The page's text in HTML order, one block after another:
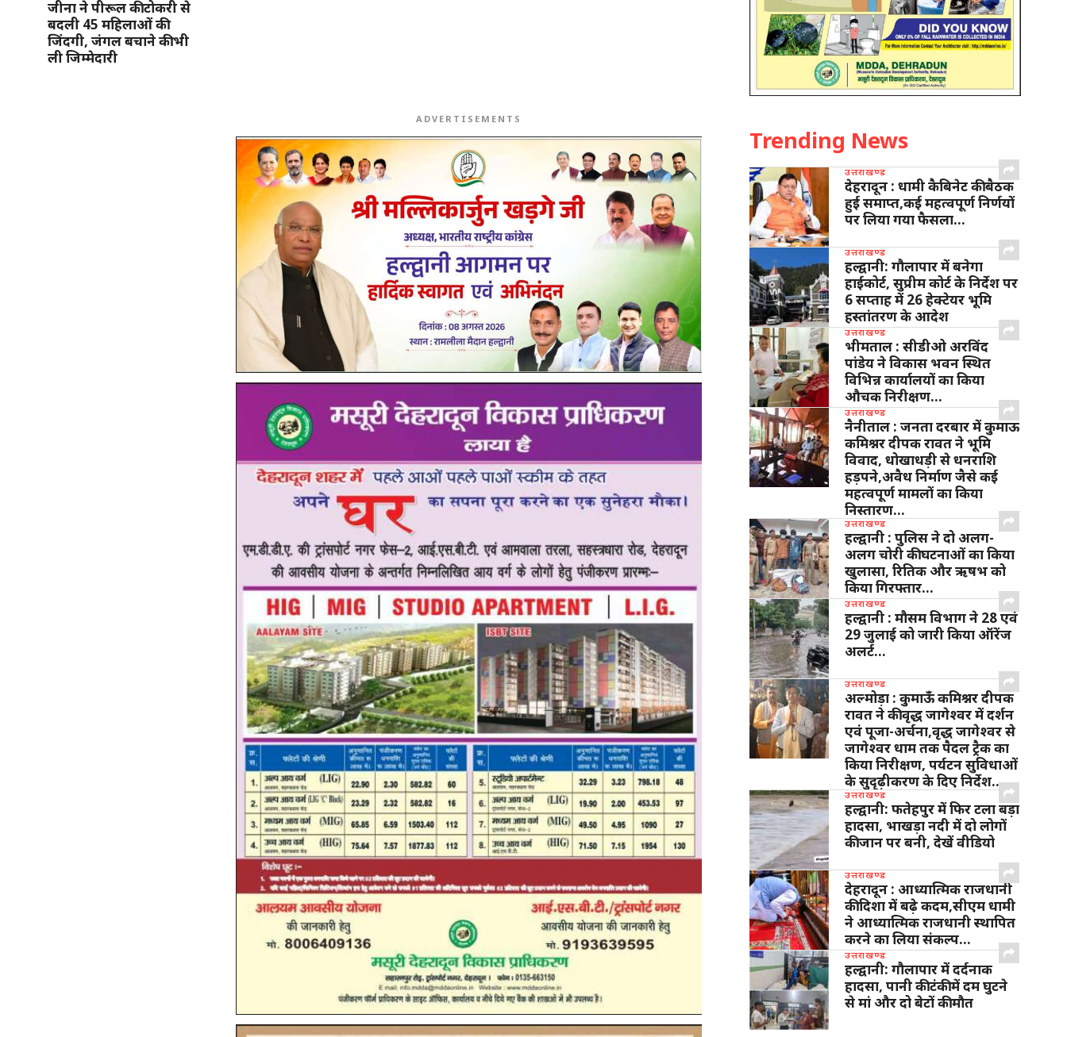
जीना ने पीरूल की टोकरी से
बदली 45 महिलाओं की
जिंदगी, जंगल बचाने की भी
ली जिम्मेदारी
ADVERTISEMENTS
Trending News
उत्तराखण्ड
देहरादून : धामी कैबिनेट की बैठक
हुई समाप्त,कई महत्वपूर्ण निर्णयों
पर लिया गया फैसला…
उत्तराखण्ड
हल्द्वानी: गौलापार में बनेगा
हाईकोर्ट, सुप्रीम कोर्ट के निर्देश पर
6 सप्ताह में 26 हेक्टेयर भूमि
हस्तांतरण के आदेश
उत्तराखण्ड
भीमताल : सीडीओ अरविंद
पांडेय ने विकास भवन स्थित
विभिन्न कार्यालयों का किया
औचक निरीक्षण…
उत्तराखण्ड
नैनीताल : जनता दरबार में कुमाऊ
कमिश्नर दीपक रावत ने भूमि
विवाद, धोखाधड़ी से धनराशि
हड़पने,अवैध निर्माण जैसे कई
महत्वपूर्ण मामलों का किया
निस्तारण…
उत्तराखण्ड
हल्द्वानी : पुलिस ने दो अलग-
अलग चोरी की घटनाओं का किया
खुलासा, रितिक और ऋषभ को
किया गिरफ्तार…
उत्तराखण्ड
हल्द्वानी : मौसम विभाग ने 28 एवं
29 जुलाई को जारी किया ऑरेंज
अलर्ट…
उत्तराखण्ड
अल्मोड़ा : कुमाऊँ कमिश्नर दीपक
रावत ने की वृद्ध जागेश्वर में दर्शन
एवं पूजा-अर्चना,वृद्ध जागेश्वर से
जागेश्वर धाम तक पैदल ट्रैक का
किया निरीक्षण, पर्यटन सुविधाओं
के सुदृढ़ीकरण के दिए निर्देश…
उत्तराखण्ड
हल्द्वानी: फतेहपुर में फिर टला बड़ा
हादसा, भाखड़ा नदी में दो लोगों
की जान पर बनी, देखें वीडियो
उत्तराखण्ड
देहरादून : आध्यात्मिक राजधानी
की दिशा में बढ़े कदम,सीएम धामी
ने आध्यात्मिक राजधानी स्थापित
करने का लिया संकल्प…
उत्तराखण्ड
हल्द्वानी: गौलापार में दर्दनाक
हादसा, पानी की टंकी में दम घुटने
से मां और दो बेटों की मौत